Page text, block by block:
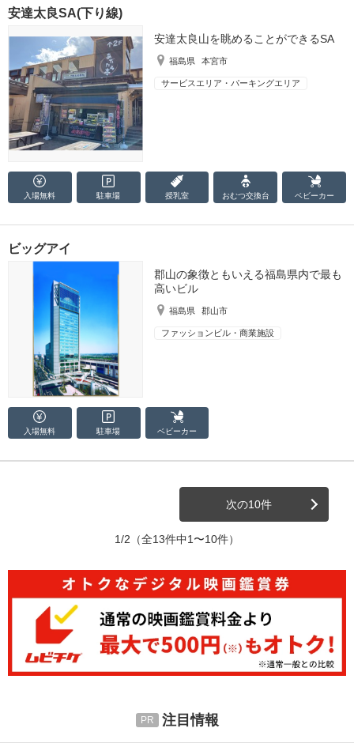
安達太良SA(下り線)
安達太良山を眺めることができるSA
福島県 本宮市
サービスエリア・パーキングエリア
入場無料 駐車場 授乳室 おむつ交換台 ベビーカー
ビッグアイ
郡山の象徴ともいえる福島県内で最も
高いビル
福島県 郡山市
ファッションビル・商業施設
入場無料 駐車場 ベビーカー
次の10件
1/2 （全13件中1〜10件）
注目情報